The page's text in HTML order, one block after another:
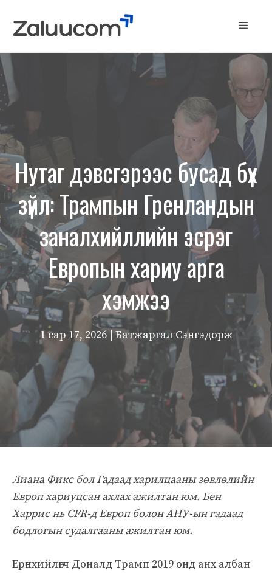
Menu
Нутаг дэвсгэрээс бусад бүх
зүйл: Трампын Гренландын
заналхийллийн эсрэг
Европын хариу арга
хэмжээ
1 сар 17, 2026 | Батжаргал Сэнгэдорж
Лиана Фикс бол Гадаад харилцааны зөвлөлийн
Европ хариуцсан ахлах ажилтан юм. Бен
Харрис нь CFR-д Европ болон АНУ-ын гадаад
бодлогын судалгааны ажилтан юм.
Ерөнхийлөгч Доналд Трамп 2019 онд анх албан